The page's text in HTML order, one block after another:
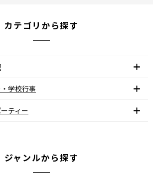
カテゴリから探す
学校行事
ティー
ジャンルから探す